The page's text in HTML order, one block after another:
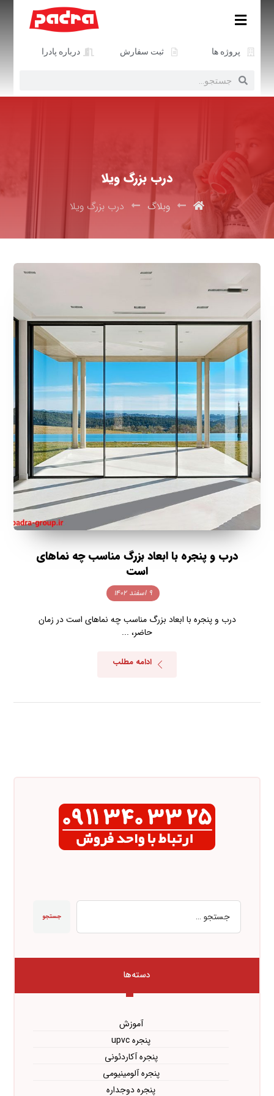
پروژه ها ثبت سفارش درباره پادرا
درب بزرگ ویلا
وبلاگ درب بزرگ ویلا
درب و پنجره با ابعاد بزرگ مناسب چه نماهای
است
۹ اسفند ۱۴۰۲
درب و پنجره با ابعاد بزرگ مناسب چه نماهای است در زمان
حاضر، ...
ادامه مطلب
جستجو
دسته‌ها
آموزش
پنجره upvc
پنجره آکاردئونی
پنجره آلومینیومی
پنجره دوجداره